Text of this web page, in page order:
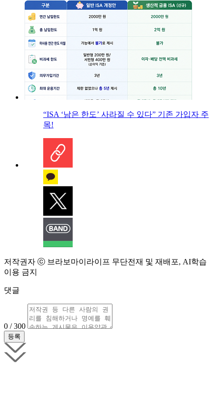
“ISA ‘남은 한도’ 사라질 수 있다” 기존 가입자 주
목!
저작권자 ⓒ 브라보마이라이프 무단전재 및 재배포, AI학습
이용 금지
댓글
0 / 300